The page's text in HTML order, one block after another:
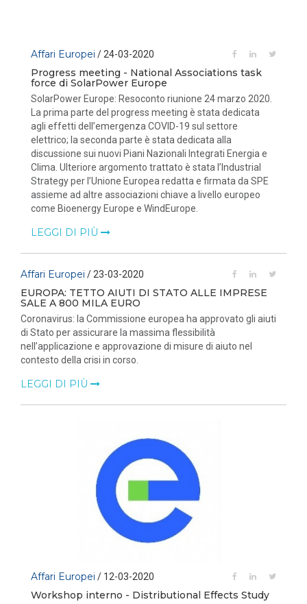
Affari Europei / 24-03-2020
Progress meeting - National Associations task
force di SolarPower Europe
SolarPower Europe: Resoconto riunione 24 marzo 2020.
La prima parte del progress meeting è stata dedicata
agli effetti dell’emergenza COVID-19 sul settore
elettrico; la seconda parte è stata dedicata alla
discussione sui nuovi Piani Nazionali Integrati Energia e
Clima. Ulteriore argomento trattato è stata l’Industrial
Strategy per l’Unione Europea redatta e firmata da SPE
assieme ad altre associazioni chiave a livello europeo
come Bioenergy Europe e WindEurope.
LEGGI DI PIÙ
Affari Europei / 23-03-2020
EUROPA: TETTO AIUTI DI STATO ALLE IMPRESE
SALE A 800 MILA EURO
Coronavirus: la Commissione europea ha approvato gli aiuti
di Stato per assicurare la massima flessibilità
nell’applicazione e approvazione di misure di aiuto nel
contesto della crisi in corso.
LEGGI DI PIÙ
Affari Europei / 12-03-2020
Workshop interno - Distributional Effects Study